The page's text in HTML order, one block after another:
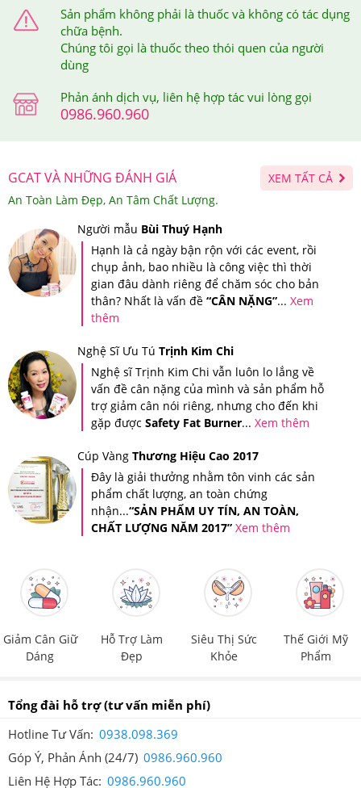
sản phẩm được sử dụng rộng rãi bởi người tiêu dùng
Việt Nam.
Trên mỗi sản phẩm tại Hệ thống Giảm Cân An Toàn đều
được dán tem chống hàng giả điện tử SMS để đảm bảo
quyền lợi của khách hàng.
Tem chống giả điện tử SMS trên mỗi sản phẩm
Khi cào lớp tem này ra thì bạn sẽ nhận được mã số của
cú pháp hướng dẫn trên tem và gửi đến 7039 để được
xác thực.
Sau khi bạn đã soạn tin nhắn mã số gửi đi thì tổng đài sẽ
gửi trả về cho bạn tin nhắn xác thực sản phẩm bạn vừa
mua tại Hệ thống Giảm Cân An Toàn.
Sản phẩm không phải là thuốc và không có tác dụng
chữa bệnh.
Chúng tôi gọi là thuốc theo thói quen của người
dùng
Phản ánh dịch vụ, liên hệ hợp tác vui lòng gọi
0986.960.960
GCAT VÀ NHỮNG ĐÁNH GIÁ
An Toàn Làm Đẹp, An Tâm Chất Lượng.
XEM TẤT CẢ
Người mẫu Bùi Thuý Hạnh
Hạnh là cả ngày bận rộn với các event, rồi
chụp ảnh, bao nhiều là công việc thì thời
gian đâu dành riêng để chăm sóc cho bản
thân? Nhất là vấn đề “CÂN NẶNG”... Xem
thêm
Nghệ Sĩ Ưu Tú Trịnh Kim Chi
Nghệ sĩ Trịnh Kim Chi vẫn luôn lo lắng về
vấn đề cân nặng của mình và sản phẩm hỗ
trợ giảm cân nói riêng, nhưng cho đến khi
gặp được Safety Fat Burner... Xem thêm
Cúp Vàng Thương Hiệu Cao 2017
Đây là giải thưởng nhằm tôn vinh các sản
phẩm chất lượng, an toàn chứng
nhận...“SẢN PHẨM UY TÍN, AN TOÀN,
CHẤT LƯỢNG NĂM 2017” Xem thêm
Giảm Cân Giữ
Dáng
Hỗ Trợ Làm
Đẹp
Siêu Thị Sức
Khỏe
Thế Giới Mỹ
Phẩm
Tổng đài hỗ trợ(tư vấn miễn phí)
Hotline Tư Vấn: 0938.098.369
Góp Ý, Phản Ánh (24/7) 0986.960.960
Liên Hệ Hợp Tác: 0986.960.960